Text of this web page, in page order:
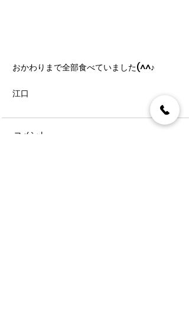
おかわりまで全部食べていました(^^♪
江口
コメント